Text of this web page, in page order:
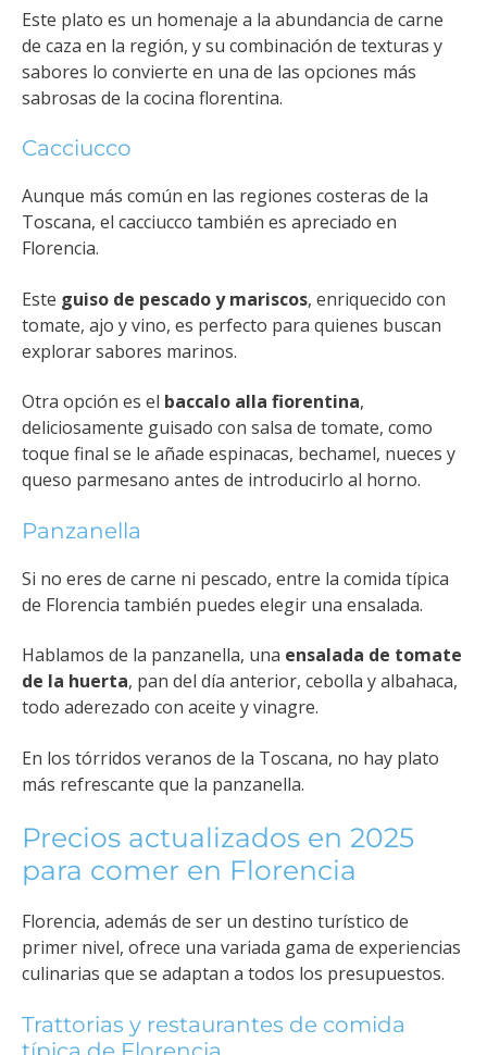
Este plato es un homenaje a la abundancia de carne
de caza en la región, y su combinación de texturas y
sabores lo convierte en una de las opciones más
sabrosas de la cocina florentina.
Cacciucco
Aunque más común en las regiones costeras de la
Toscana, el cacciucco también es apreciado en
Florencia.
Este guiso de pescado y mariscos, enriquecido con
tomate, ajo y vino, es perfecto para quienes buscan
explorar sabores marinos.
Otra opción es el baccalo alla fiorentina,
deliciosamente guisado con salsa de tomate, como
toque final se le añade espinacas, bechamel, nueces y
queso parmesano antes de introducirlo al horno.
Panzanella
Si no eres de carne ni pescado, entre la comida típica
de Florencia también puedes elegir una ensalada.
Hablamos de la panzanella, una ensalada de tomate
de la huerta, pan del día anterior, cebolla y albahaca,
todo aderezado con aceite y vinagre.
En los tórridos veranos de la Toscana, no hay plato
más refrescante que la panzanella.
Precios actualizados en 2025
para comer en Florencia
Florencia, además de ser un destino turístico de
primer nivel, ofrece una variada gama de experiencias
culinarias que se adaptan a todos los presupuestos.
Trattorias y restaurantes de comida